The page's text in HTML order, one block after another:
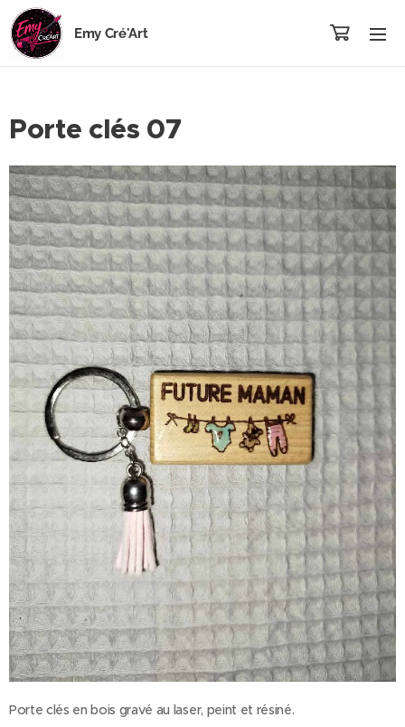
Emy Cré'Art
Porte clés 07
Porte clés en bois gravé au laser, peint et résiné.